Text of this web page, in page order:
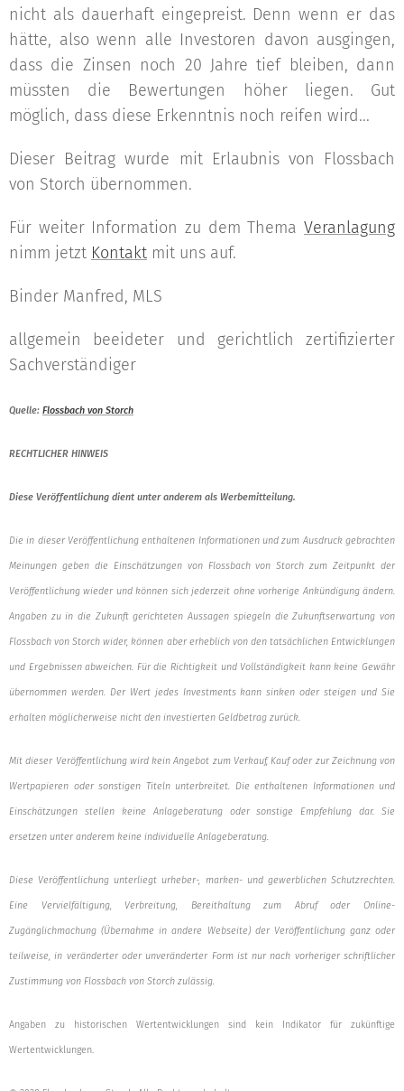
nicht als dauerhaft eingepreist. Denn wenn er das
hätte, also wenn alle Investoren davon ausgingen,
dass die Zinsen noch 20 Jahre tief bleiben, dann
müssten die Bewertungen höher liegen. Gut
möglich, dass diese Erkenntnis noch reifen wird...
Dieser Beitrag wurde mit Erlaubnis von Flossbach
von Storch übernommen.
Für weiter Information zu dem Thema Veranlagung
nimm jetzt Kontakt mit uns auf.
Binder Manfred, MLS
allgemein beeideter und gerichtlich zertifizierter
Sachverständiger
Quelle: Flossbach von Storch
RECHTLICHER HINWEIS
Diese Veröffentlichung dient unter anderem als Werbemitteilung.
Die in dieser Veröffentlichung enthaltenen Informationen und zum Ausdruck gebrachten
Meinungen geben die Einschätzungen von Flossbach von Storch zum Zeitpunkt der
Veröffentlichung wieder und können sich jederzeit ohne vorherige Ankündigung ändern.
Angaben zu in die Zukunft gerichteten Aussagen spiegeln die Zukunftserwartung von
Flossbach von Storch wider, können aber erheblich von den tatsächlichen Entwicklungen
und Ergebnissen abweichen. Für die Richtigkeit und Vollständigkeit kann keine Gewähr
übernommen werden. Der Wert jedes Investments kann sinken oder steigen und Sie
erhalten möglicherweise nicht den investierten Geldbetrag zurück.
Mit dieser Veröffentlichung wird kein Angebot zum Verkauf, Kauf oder zur Zeichnung von
Wertpapieren oder sonstigen Titeln unterbreitet. Die enthaltenen Informationen und
Einschätzungen stellen keine Anlageberatung oder sonstige Empfehlung dar. Sie
ersetzen unter anderem keine individuelle Anlageberatung.
Diese Veröffentlichung unterliegt urheber-, marken- und gewerblichen Schutzrechten.
Eine Vervielfältigung, Verbreitung, Bereithaltung zum Abruf oder Online-
Zugänglichmachung (Übernahme in andere Webseite) der Veröffentlichung ganz oder
teilweise, in veränderter oder unveränderter Form ist nur nach vorheriger schriftlicher
Zustimmung von Flossbach von Storch zulässig.
Angaben zu historischen Wertentwicklungen sind kein Indikator für zukünftige
Wertentwicklungen.